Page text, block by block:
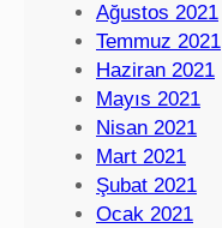
Ağustos 2021
Temmuz 2021
Haziran 2021
Mayıs 2021
Nisan 2021
Mart 2021
Şubat 2021
Ocak 2021